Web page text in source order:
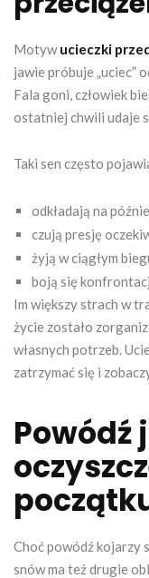
Motywucieczki
jawie próbuje „uciec”
Fala goni, człowiek
ostatniej chwili udaje
Taki sen często
odkładają na
czują presję
żyją w ciągłym
boją się
Im większy strach w
życie zostało
własnych potrzeb.
zatrzymać się i
Powódź
Choć powódź kojarzy
snów ma też drugie